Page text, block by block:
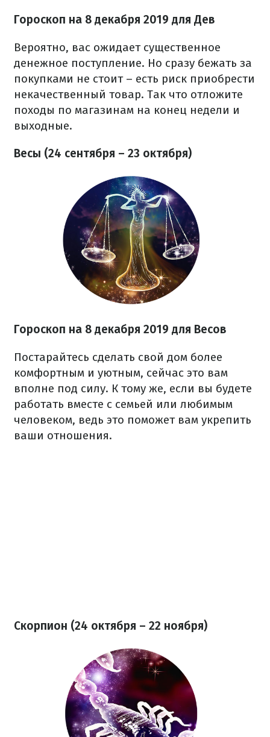
Гороскоп на 8 декабря 2019 для Дев
Вероятно, вас ожидает существенное
денежное поступление. Но сразу бежать за
покупками не стоит – есть риск приобрести
некачественный товар. Так что отложите
походы по магазинам на конец недели и
выходные.
Весы (24 сентября – 23 октября)
Гороскоп на 8 декабря 2019 для Весов
Постарайтесь сделать свой дом более
комфортным и уютным, сейчас это вам
вполне под силу. К тому же, если вы будете
работать вместе с семьей или любимым
человеком, ведь это поможет вам укрепить
ваши отношения.
Скорпион (24 октября – 22 ноября)